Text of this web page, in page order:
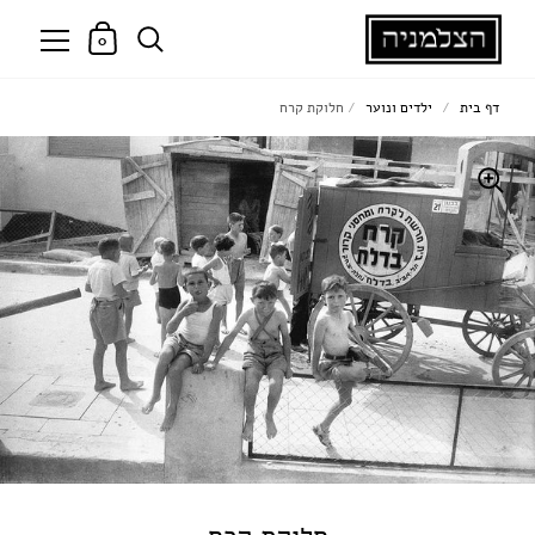
0
דף בית / ילדים ונוער / חלוקת קרח